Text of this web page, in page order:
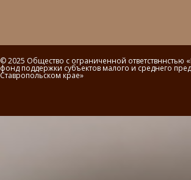
© 2025 Общество с ограниченной ответствннстью
фонд поддержки субъектов малого и среднего
Ставропольском крае»